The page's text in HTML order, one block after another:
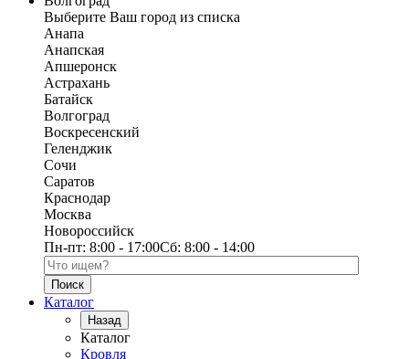
Выберите Ваш город из списка
Анапа
Анапская
Апшеронск
Астрахань
Батайск
Волгоград
Воскресенский
Геленджик
Сочи
Саратов
Краснодар
Москва
Новороссийск
Пн-пт: 8:00 - 17:00Сб: 8:00 - 14:00
Поиск по каталогу
Каталог
Назад
Каталог
Кровля